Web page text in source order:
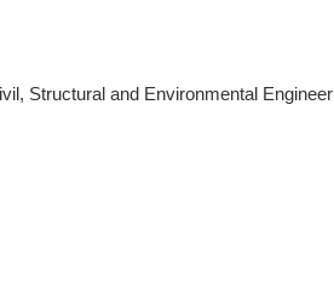
Structural and Environmental